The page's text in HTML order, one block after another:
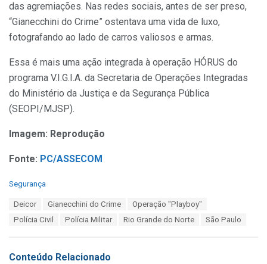
das agremiações. Nas redes sociais, antes de ser preso,
“Gianecchini do Crime” ostentava uma vida de luxo,
fotografando ao lado de carros valiosos e armas.
Essa é mais uma ação integrada à operação HÓRUS do
programa V.I.G.I.A. da Secretaria de Operações Integradas
do Ministério da Justiça e da Segurança Pública
(SEOPI/MJSP).
Imagem: Reprodução
Fonte: PC/ASSECOM
C
i
Segurança
Deicor Gianecchini do Crime
Operação "Playboy"
Polícia Civil
Polícia Militar Rio Grande do Norte São Paulo
Conteúdo Relacionado